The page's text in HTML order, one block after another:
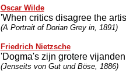
Oscar Wilde
'When criticsdisagree the
(A Portrait of Dorian Grey in, 1891)
Friedrich Nietzsche
'Dogma's zijn grotere
(Jenseits von Gut und Böse, 1886)